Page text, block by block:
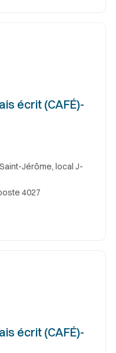
écrit (CAFÉ)-
Jérôme, local J-
4027
écrit (CAFÉ)-